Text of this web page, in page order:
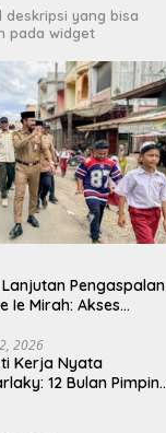
deskripsi yang bisa
pada widget
Pengaspalan
Ie Mirah: Akses
2026
Kerja Nyata
12 Bulan Pimpin,